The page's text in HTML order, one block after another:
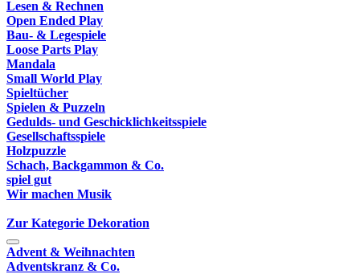
Lesen & Rechnen
Open Ended Play
Bau- & Legespiele
Loose Parts Play
Mandala
Small World Play
Spieltücher
Spielen & Puzzeln
Gedulds- und Geschicklichkeitsspiele
Gesellschaftsspiele
Holzpuzzle
Schach, Backgammon & Co.
spiel gut
Wir machen Musik
Zur Kategorie Dekoration
Advent & Weihnachten
Adventskranz & Co.